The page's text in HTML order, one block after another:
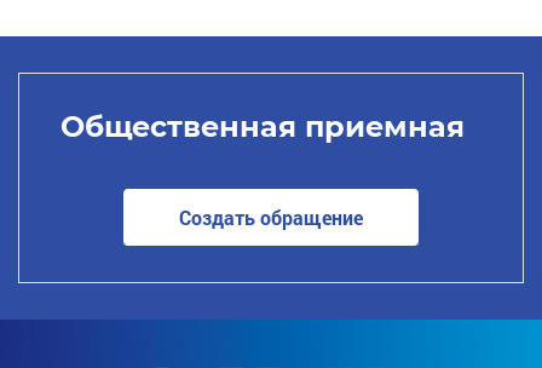
Общественная приемная
Создать обращение